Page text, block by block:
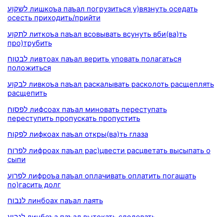
לשקוע лишкоъа паъал погрузиться у)вязнуть оседать
осесть приходить/прийти
לתקוע литкоъа паъал всовывать всунуть вби(ва)ть
про)трубить
לבטוח ливтоах паъал верить уповать полагаться
положиться
לבקוע ливкоъа паъал раскалывать расколоть расщеплять
расщепить
לפסוח лифсоах паъал миновать переступать
переступить пропускать пропустить
לפקוח лифкоах паъал откры(ва)ть глаза
לפרוח лифроах паъал рас)цвести расцветать высыпать о
сыпи
לפרוע лифроъа паъал оплачивать оплатить погашать
по)гасить долг
לנבוח линбоах паъал лаять